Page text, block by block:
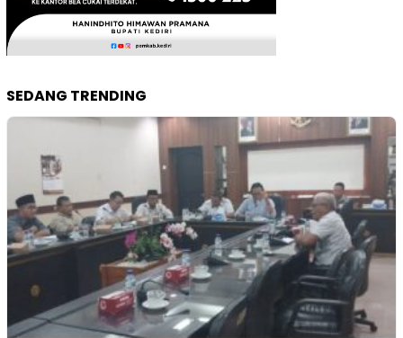
SEDANG TRENDING